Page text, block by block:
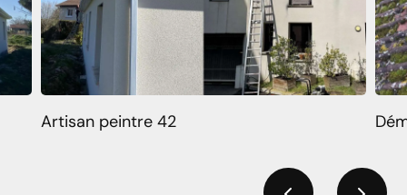
Artisan peintre 42